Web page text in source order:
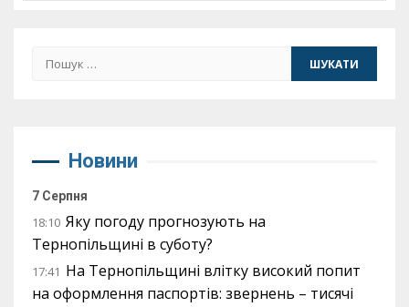
Пошук:
Новини
7 Серпня
18:10 Яку погоду прогнозують на
Тернопільщині в суботу?
17:41 На Тернопільщині влітку високий попит
на оформлення паспортів: звернень – тисячі